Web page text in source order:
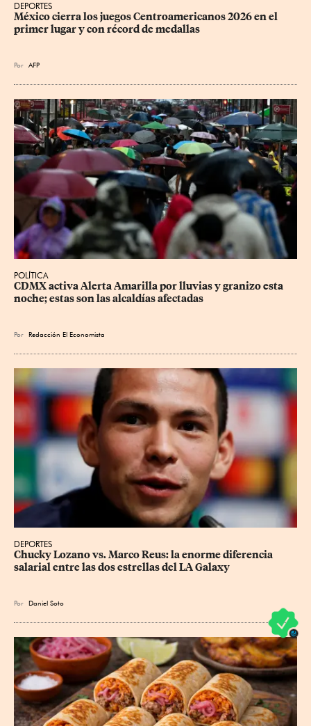
DEPORTES
México cierra los juegos Centroamericanos 2026 en el
primer lugar y con récord de medallas
Por AFP
POLÍTICA
CDMX activa Alerta Amarilla por lluvias y granizo esta
noche; estas son las alcaldías afectadas
Por Redacción El Economista
DEPORTES
Chucky Lozano vs. Marco Reus: la enorme diferencia
salarial entre las dos estrellas del LA Galaxy
Por Daniel Soto